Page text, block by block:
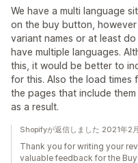
We have a multi language
on the buy button,
variant names or at least
have multiple languages.
this, it would be better to
for this. Also the load
the pages that include
as a result.
Shopifyが返信しました 2021年2
Thank you for writing your
valuable feedback for the